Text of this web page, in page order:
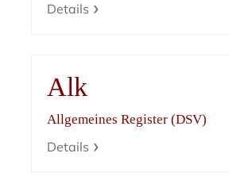
Details
Alk
Allgemeines Register (DSV)
Details